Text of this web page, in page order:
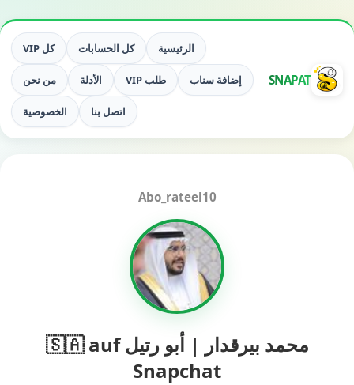
SNAPAT
الرئيسية كل الحسابات كل VIP
إضافة سناب طلب VIP الأدلة من نحن
اتصل بنا الخصوصية
Abo_rateel10
محمد بيرقدار | أبو رتيل 🇸🇦 auf
Snapchat